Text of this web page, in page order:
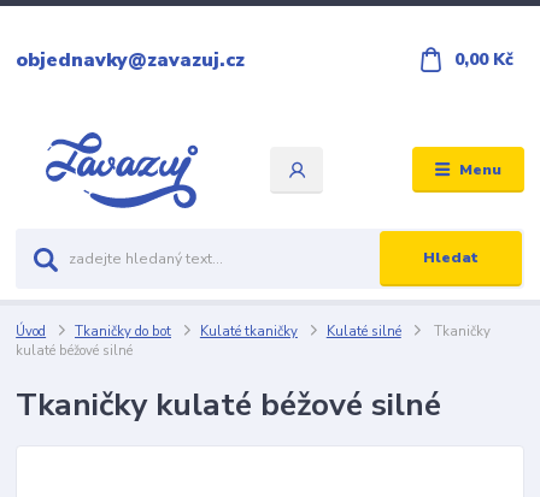
Menu
Hledat
objednavky@zavazuj.cz 0,00 Kč
Úvod Tkaničky do bot Kulaté tkaničky Kulaté silné
Tkaničky
kulaté béžové silné
Tkaničky kulaté béžové silné